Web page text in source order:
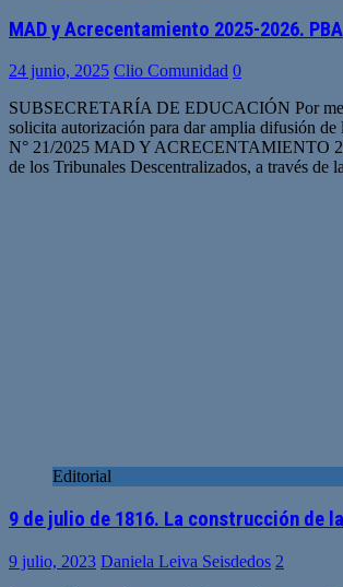
MAD y Acrecentamiento 2025-2026. PBA
24 junio, 2025 Clio Comunidad 0
SUBSECRETARÍA DE EDUCACIÓN Por
solicita autorización para dar amplia difusión
N° 21/2025 MAD Y ACRECENTAMIENTO
de los Tribunales Descentralizados, a través de
Editorial
9 de julio de 1816. La construcción de
9 julio, 2023 Daniela Leiva Seisdedos 2